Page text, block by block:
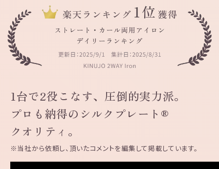
1台で2役こなす、圧倒的実力派。
プロも納得のシルクプレート®
クオリティ。
※当社から依頼し、頂いたコメントを編集して掲載しています。